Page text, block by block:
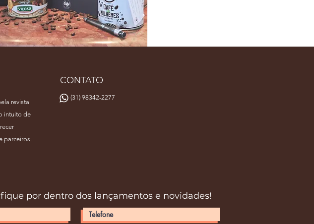
revista
intuito de
parceiros.
CONTATO
(31) 98342-2277
por dentro dos lançamentos e novidades!